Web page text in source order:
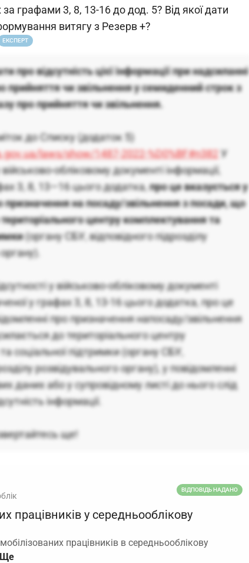
за графами 3, 8, 13-16 до дод. 5? Від якої дати
витягу з Резерв +?
ЕКСПЕРТ
про відсутність цієї інформації при надсиланні
прийняття чи звільнення у семиденний строк з
про прийняття чи звільнення.
до Списку (додаток 5)
laws/show/1487-2022-%D0%BF#n382 У
військово-обліковому документі інформації,
3, 8, 13—16 цього додатка,про це вказується у
призначення на посаду/звільнення з посади, що
центру комплектування та
(органу СБУ, відповідного підрозділу
у військово-обліковому документі
у графах 3, 8, 13-16 цього додатка, про це
про призначення напосаду/звільнення
до територіального центру
соціальної підтримки (органу СБУ,
розвідувального органу), у повідомленні
даних або у супровідному листі до нього слід
інформації.
ще!
ВІДПОВІДЬ НАДАНО
працівників у середньооблікову
працівників в середньооблікову